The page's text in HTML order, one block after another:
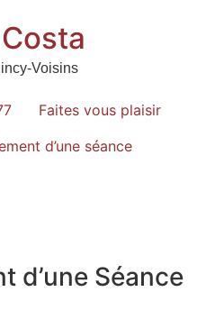
Voisins
Faites vous plaisir
d’une séance
d’une Séance